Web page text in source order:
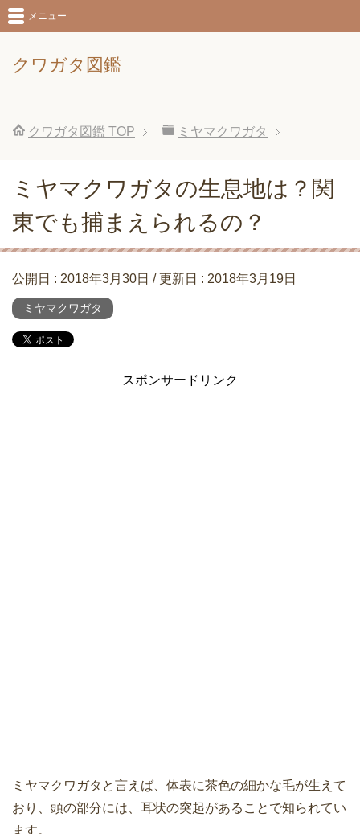
クワガタ図鑑
メニュー
クワガタ図鑑 TOP ミヤマクワガタ
ミヤマクワガタの生息地は？関
東でも捕まえられるの？
公開日 : 2018年3月30日 / 更新日 : 2018年3月19日
ミヤマクワガタ
スポンサードリンク
ミヤマクワガタと言えば、体表に茶色の細かな毛が生えて
おり、頭の部分には、耳状の突起があることで知られてい
ます。